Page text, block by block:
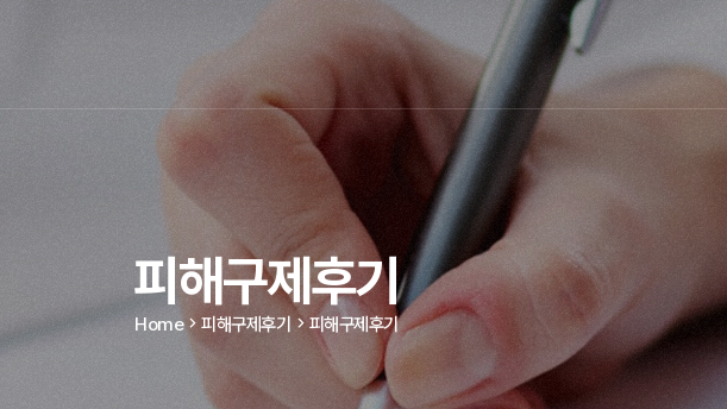
피해구제후기
Home 피해구제후기 피해구제후기